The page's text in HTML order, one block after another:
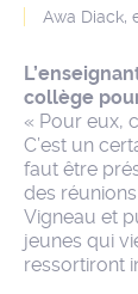
Awa Diack,
collège
« Pour eux,
C’est un
faut être
des
Vigneau et
jeunes qui
ressortiront